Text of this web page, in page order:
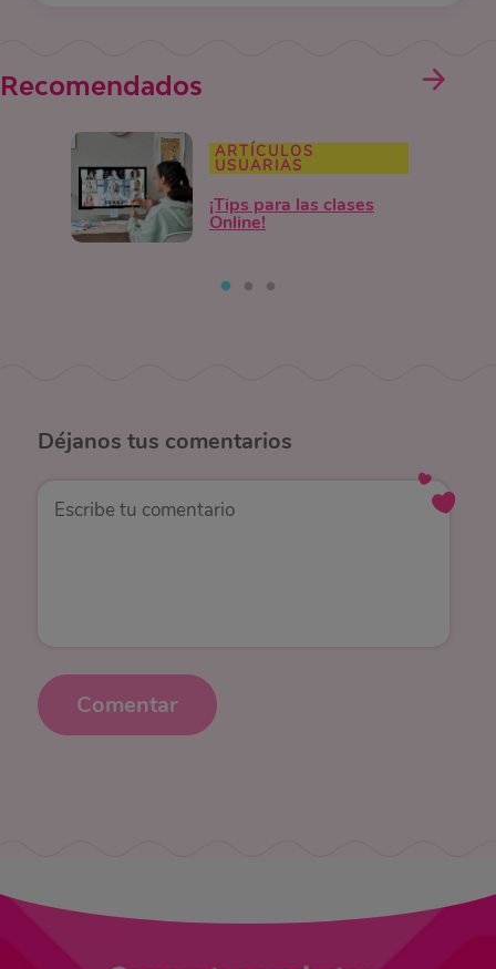
Recomendados
ARTÍCULOS
USUARIAS
¡Tips para las clases
Online!
Déjanos tus comentarios
Comentar